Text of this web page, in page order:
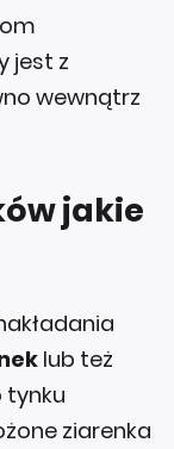
jest z
wewnątrz
jakie
lub też
tynku
ziarenka